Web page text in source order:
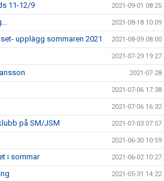
11-12/9 2021-09-01 08:25
2021-08-18 10:09
upplägg sommaren 2021 2021-08-09 08:00
2021-07-29 19:27
2021-07-28
2021-07-06 17:38
2021-07-06 16:32
på SM/JSM 2021-07-03 07:57
2021-06-30 10:59
i sommar 2021-06-02 10:27
2021-05-31 14:22